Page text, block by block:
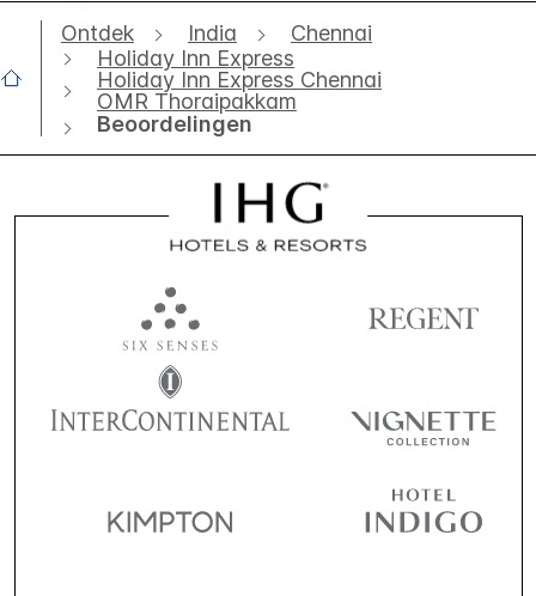
Ontdek India
Chennai
Holiday Inn Express
Holiday Inn Express Chennai
OMR Thoraipakkam
Beoordelingen